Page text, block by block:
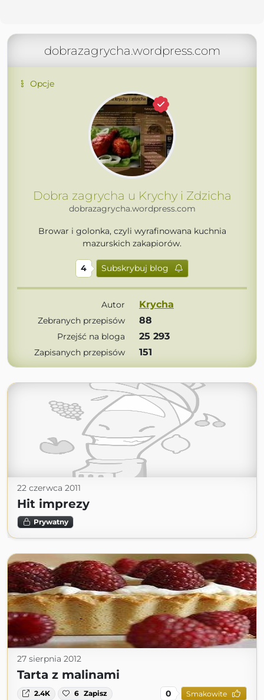
dobrazagrycha.wordpress.com
Opcje
Dobra zagrycha u Krychy i Zdzicha
dobrazagrycha.wordpress.com
Browar i golonka, czyli wyrafinowana kuchnia
mazurskich zakapiorów.
4 Subskrybuj blog
Autor Krycha
Zebranych przepisów 88
Przejść na bloga 25 293
Zapisanych przepisów 151
22 czerwca 2011
Hit imprezy
Prywatny
27 sierpnia 2012
Tarta z malinami
2.4K 6 Zapisz 0 Smakowite